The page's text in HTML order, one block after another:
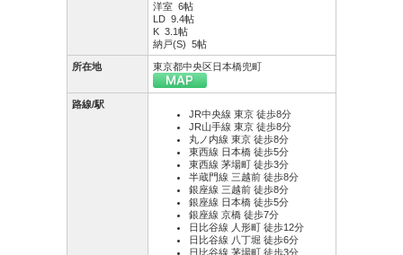
洋室 6帖
LD 9.4帖
K 3.1帖
納戸(S) 5帖
所在地 東京都中央区日本橋兜町
路線/駅
JR中央線 東京 徒歩8分
JR山手線 東京 徒歩8分
丸ノ内線 東京 徒歩8分
東西線 日本橋 徒歩5分
東西線 茅場町 徒歩3分
半蔵門線 三越前 徒歩8分
銀座線 三越前 徒歩8分
銀座線 日本橋 徒歩5分
銀座線 京橋 徒歩7分
日比谷線 人形町 徒歩12分
日比谷線 八丁堀 徒歩6分
日比谷線 茅場町 徒歩3分